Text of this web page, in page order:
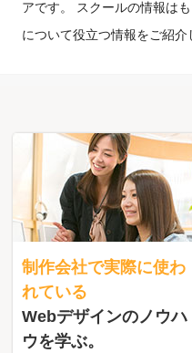
アです。 スクールの情報は
について役立つ情報をご紹介
制作会社で実際に使わ
れている
Webデザインのノウハ
ウを学ぶ。